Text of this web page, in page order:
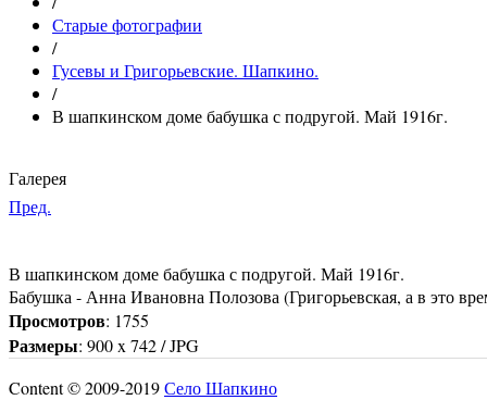
Старые фотографии
/
Гусевы и Григорьевские. Шапкино.
/
В шапкинском доме бабушка с подругой. Май 1916г.
Галерея
Пред.
В шапкинском доме бабушка с подругой. Май 1916г.
Бабушка - Анна Ивановна Полозова (Григорьевская, а в это
Просмотров: 1755
Размеры: 900 x 742 / JPG
Content © 2009-2019Село Шапкино